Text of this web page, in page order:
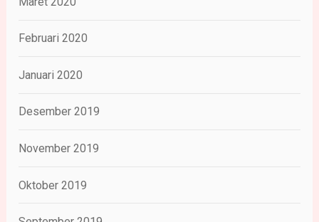
Februari 2020
Januari 2020
Desember 2019
November 2019
Oktober 2019